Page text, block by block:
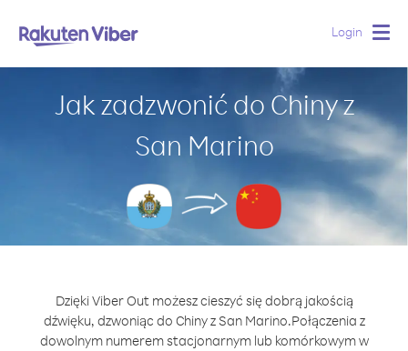
Login
Jak zadzwonić do Chiny z
San Marino
Dzięki Viber Out możesz cieszyć się dobrą jakością
dźwięku, dzwoniąc do Chiny z San Marino.Połączenia z
dowolnym numerem stacjonarnym lub komórkowym w